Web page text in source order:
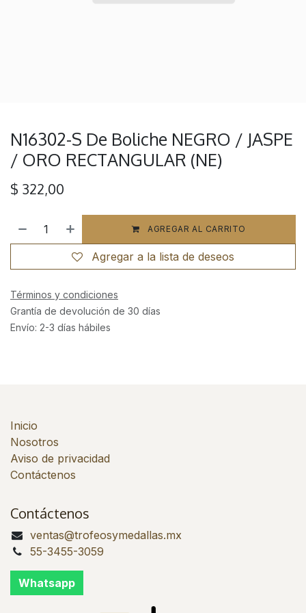
N16302-S De Boliche NEGRO / JASPE
/ ORO RECTANGULAR (NE)
$ 322,00
AGREGAR AL CARRITO
Agregar a la lista de deseos
Términos y condiciones
Grantía de devolución de 30 días
Envío: 2-3 días hábiles
Inicio
Nosotros
Aviso de privacidad
Contáctenos
Contáctenos
ventas@trofeosymedallas.mx
55-3455-3059
Whatsapp